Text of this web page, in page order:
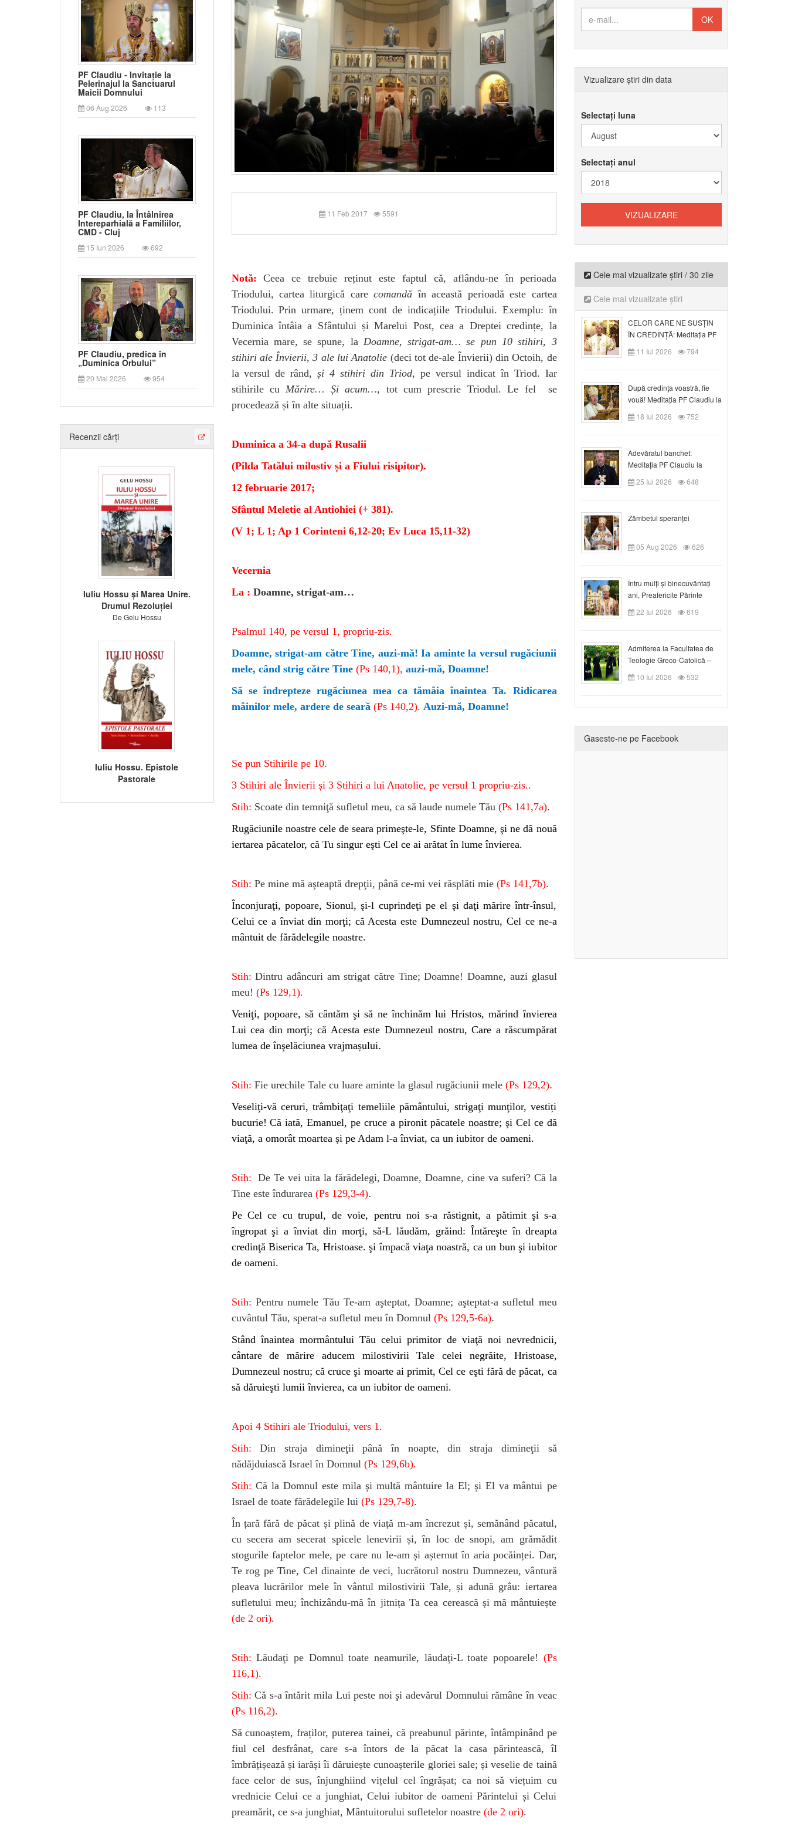
PF Claudiu - Invitație la
Pelerinajul la Sanctuarul
Maicii Domnului
06 Aug 2026 113
PF Claudiu, la Întâlnirea
Intereparhială a Familiilor,
CMD - Cluj
15 Iun 2026 692
PF Claudiu, predica în
„Duminica Orbului”
20 Mai 2026 954
Recenzii cărți
Iuliu Hossu și Marea Unire.
Drumul Rezoluției
De Gelu Hossu
Iuliu Hossu. Epistole
Pastorale
11 Feb 2017 5591
Notă: Ceea ce trebuie reținut este faptul că, aflându-ne în perioada
Triodului, cartea liturgică carecomandă în această perioadă este cartea
Triodului. Prin urmare, ținem cont de indicațiile Triodului. Exemplu: în
Duminica întâia a Sfântului și Marelui Post, cea a Dreptei credințe, la
Vecernia mare, se spune, la Doamne, strigat-am… se pun 10 stihiri, 3
stihiri ale Învierii, 3 ale lui Anatolie (deci tot de-ale Învierii) din Octoih, de
la versul de rând, și 4 stihiri din Triod, pe versul indicat în Triod. Iar
stihirile cu Mărire… Și acum…,
tot cum prescrie Triodul. Le fel se
procedează și în alte situații.
Duminica a 34-a după Rusalii
(Pilda Tatălui milostiv și a Fiului risipitor).
12 februarie 2017;
Sfântul Meletie al Antiohiei (+ 381).
(V 1; L 1; Ap 1 Corinteni 6,12-20; Ev Luca 15,11-32)
Vecernia
La : Doamne, strigat-am…
Psalmul 140, pe versul 1, propriu-zis.
Doamne, strigat-am către Tine, auzi-mă! Ia aminte la versul rugăciunii
mele, când strig către Tine (Ps 140,1), auzi-mă, Doamne!
Să se îndrepteze rugăciunea mea ca tămâia înaintea Ta. Ridicarea
mâinilor mele, ardere de seară (Ps 140,2). Auzi-mă, Doamne!
Se pun Stihirile pe 10.
3 Stihiri ale Învierii și 3 Stihiri a lui Anatolie, pe versul 1 propriu-zis..
Stih: Scoate din temniţă sufletul meu, ca să laude numele Tău (Ps 141,7a).
Rugăciunile noastre cele de seara primeşte-le, Sfinte Doamne, şi ne dă nouă
iertarea păcatelor, că Tu singur eşti Cel ce ai arătat în lume învierea.
Stih: Pe mine mă aşteaptă drepţii, până ce-mi vei răsplăti mie (Ps 141,7b).
Înconjuraţi, popoare, Sionul, şi-l cuprindeţi pe el şi daţi mărire într-însul,
Celui ce a înviat din morţi; că Acesta este Dumnezeul nostru, Cel ce ne-a
mântuit de fărădelegile noastre.
Stih:Dintru adâncuri am strigat către Tine; Doamne! Doamne, auzi glasul
meu! (Ps 129,1).
Veniţi, popoare, să cântăm şi să ne închinăm lui Hristos, mărind învierea
Lui cea din morţi; că Acesta este Dumnezeul nostru, Care a răscumpărat
lumea de înşelăciunea vrajmașului.
Stih: Fie urechile Tale cu luare aminte la glasul rugăciunii mele (Ps 129,2).
Veseliţi-vă ceruri, trâmbiţaţi temeliile pământului, strigaţi munţilor, vestiți
bucurie! Că iată, Emanuel, pe cruce a pironit păcatele noastre; şi Cel ce dă
viaţă, a omorât moartea și pe Adam l-a înviat, ca un iubitor de oameni.
Stih: De Te vei uita la fărădelegi, Doamne, Doamne, cine va suferi? Că la
Tine este îndurarea (Ps 129,3-4).
Pe Cel ce cu trupul, de voie, pentru noi s-a răstignit, a pătimit şi s-a
îngropat şi a înviat din morţi, să-L lăudăm, grăind: Întăreşte în dreapta
credinţă Biserica Ta, Hristoase. şi împacă viaţa noastră, ca un bun şi iubitor
de oameni.
Stih: Pentru numele Tău Te-am aşteptat, Doamne; aşteptat-a sufletul meu
cuvântul Tău, sperat-a sufletul meu în Domnul (Ps 129,5-6a).
Stând înaintea mormântului Tău celui primitor de viaţă noi nevrednicii,
cântare de mărire aducem milostivirii Tale celei negrăite, Hristoase,
Dumnezeul nostru; că cruce şi moarte ai primit, Cel ce eşti fără de păcat, ca
să dăruieşti lumii învierea, ca un iubitor de oameni.
Apoi 4 Stihiri ale Triodului, vers 1.
Stih: Din straja dimineţii până în noapte, din straja dimineţii să
nădăjduiască Israel în Domnul (Ps 129,6b).
Stih: Că la Domnul este mila şi multă mântuire la El; şi El va mântui pe
Israel de toate fărădelegile lui (Ps 129,7-8).
În țară fără de păcat și plină de viață m-am încrezut și, semănând păcatul,
cu secera am secerat spicele lenevirii și, în loc de snopi, am grămădit
stogurile faptelor mele, pe care nu le-am și așternut în aria pocăinței. Dar,
Te rog pe Tine, Cel dinainte de veci, lucrătorul nostru Dumnezeu, vântură
pleava lucrărilor mele în vântul milostivirii Tale, și adună grâu: iertarea
sufletului meu; închizându-mă în jitnița Ta cea cerească și mă mântuiește
(de 2 ori).
Stih: Lăudaţi pe Domnul toate neamurile, lăudaţi-L toate popoarele! (Ps
116,1).
Stih:Că s-a întărit mila Lui peste noi şi adevărul Domnului rămâne în veac
(Ps 116,2).
Să cunoaștem, fraților, puterea tainei, că preabunul părinte, întâmpinând pe
fiul cel desfrânat, care s-a întors de la păcat la casa părintească, îl
îmbrățișează și iarăși îi dăruiește cunoașterile gloriei sale; și veselie de taină
face celor de sus, înjunghiind vițelul cel îngrășat; ca noi să viețuim cu
vrednicie Celui ce a junghiat, Celui iubitor de oameni Părintelui și Celui
preamărit, ce s-a junghiat, Mântuitorului sufletelor noastre (de 2 ori).
Vizualizare știri din data
Selectați luna
Selectați anul
Cele mai vizualizate știri / 30 zile
Cele mai vizualizate știri
CELOR CARE NE SUSȚIN
ÎN CREDINȚĂ: Meditația PF
Claudiu la Duminica a VI-a
după Rusalii
11 Iul 2026 794
După credinţa voastră, fie
vouă! Meditația PF Claudiu la
duminica a VII-a după Rusalii
18 Iul 2026 752
Adevăratul banchet:
Meditația PF Claudiu la
Duminica a VIII-a după
Rusalii
25 Iul 2026 648
Zâmbetul speranței
05 Aug 2026 626
Întru mulți și binecuvântați
ani, Preafericite Părinte
Claudiu!
22 Iul 2026 619
Admiterea la Facultatea de
Teologie Greco-Catolică –
Departamentul Blaj în anul
universitar 2026/2027
10 Iul 2026 532
Gaseste-ne pe Facebook